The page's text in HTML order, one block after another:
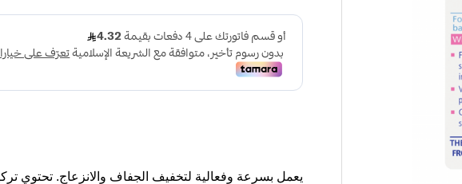
يعمل بسرعة وفعالية لتخفيف الجفاف والانزعاج. تحتوي